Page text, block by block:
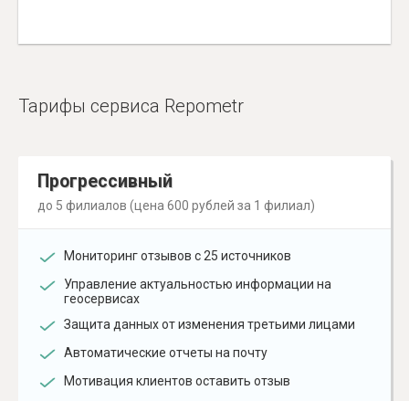
Тарифы сервиса Repometr
Прогрессивный
до 5 филиалов (цена 600 рублей за 1 филиал)
Мониторинг отзывов с 25 источников
Управление актуальностью информации на
геосервисах
Защита данных от изменения третьими лицами
Автоматические отчеты на почту
Мотивация клиентов оставить отзыв